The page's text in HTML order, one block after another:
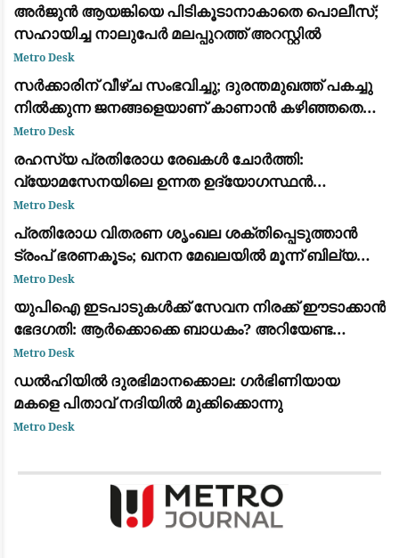
അർജുൻ ആയങ്കിയെ പിടികൂടാനാകാതെ പൊലീസ്;
സഹായിച്ച നാലുപേർ മലപ്പുറത്ത് അറസ്റ്റിൽ
Metro Desk
സർക്കാരിന് വീഴ്ച സംഭവിച്ചു; ദുരന്തമുഖത്ത് പകച്ചു
നിൽക്കുന്ന ജനങ്ങളെയാണ് കാണാൻ കഴിഞ്ഞതെന്ന്
പിണറായി വിജയൻ
Metro Desk
രഹസ്യ പ്രതിരോധ രേഖകൾ ചോർത്തി:
വ്യോമസേനയിലെ ഉന്നത ഉദ്യോഗസ്ഥൻ
അറസ്റ്റിൽ
Metro Desk
പ്രതിരോധ വിതരണ ശൃംഖല ശക്തിപ്പെടുത്താൻ
ട്രംപ് ഭരണകൂടം; ഖനന മേഖലയിൽ മൂന്ന് ബില്യൺ
ഡോളറിന്റെ വൻ നിക്ഷേപം
Metro Desk
യുപിഐ ഇടപാടുകൾക്ക് സേവന നിരക്ക് ഈടാക്കാൻ
ഭേദഗതി: ആർക്കൊക്കെ ബാധകം? അറിയേണ്ട
വിവരങ്ങൾ
Metro Desk
ഡൽഹിയിൽ ദുരഭിമാനക്കൊല: ഗർഭിണിയായ
മകളെ പിതാവ് നദിയിൽ മുക്കിക്കൊന്നു
Metro Desk